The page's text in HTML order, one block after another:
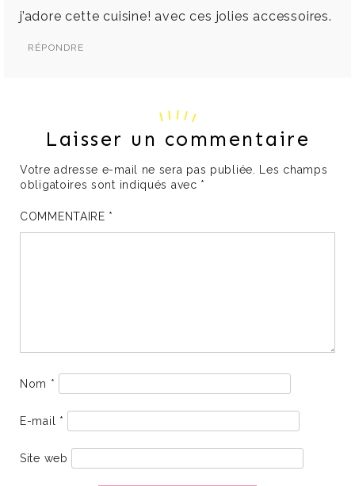
j’adore cette cuisine! avec ces jolies accessoires.
RÉPONDRE
Laisser un commentaire
Votre adresse e-mail ne sera pas publiée.
Les champs
obligatoires sont indiqués avec *
COMMENTAIRE *
Nom *
E-mail *
Site web